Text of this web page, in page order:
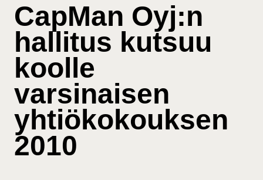
i
a
CapMan Oyj:n
hallitus kutsuu
koolle
varsinaisen
yhtiökokouksen
2010